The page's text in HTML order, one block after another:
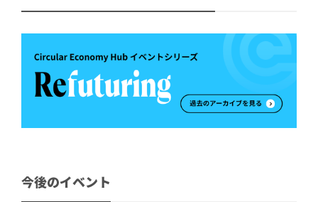
今後のイベント